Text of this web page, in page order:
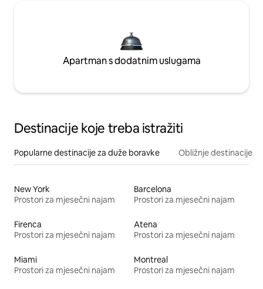
Apartman s dodatnim uslugama
Destinacije koje treba istražiti
Popularne destinacije za duže boravke Obližnje destinacije
New York
Prostori za mjesečni najam
Barcelona
Prostori za mjesečni najam
Firenca
Prostori za mjesečni najam
Atena
Prostori za mjesečni najam
Miami
Prostori za mjesečni najam
Montreal
Prostori za mjesečni najam